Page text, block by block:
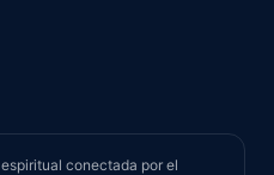
conectada por el